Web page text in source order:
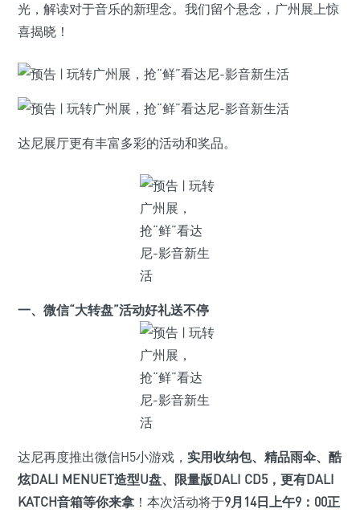
光，解读对于音乐的新理念。我们留个悬念，广州展上惊
喜揭晓！
达尼展厅更有丰富多彩的活动和奖品。
一、微信“大转盘”活动好礼送不停
达尼再度推出微信H5小游戏， 实用收纳包、精品雨伞、酷
炫DALI MENUET造型U盘、限量版DALI CD5，更有DALI
KATCH音箱等你来拿 ！本次活动将于9月14日上午9：00正